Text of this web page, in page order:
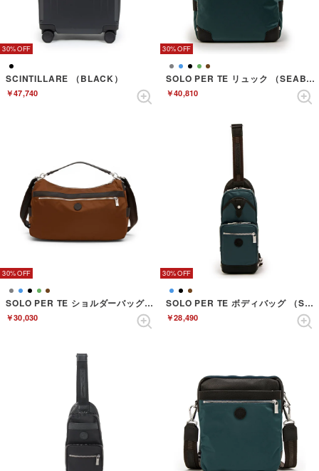
30%
SCINTILLARE （BLACK）
￥47,740
30%
SOLO PER TE リュック （SEABLUE）
￥40,810
30%
SOLO PER TE ショルダーバッグ （TERRACOTTA）
￥30,030
30%
SOLO PER TE ボディバッグ （SEABLUE）
￥28,490